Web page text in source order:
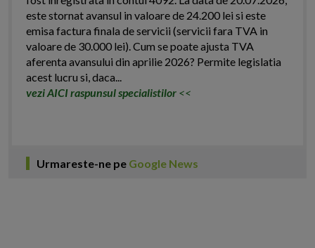
este stornat avansul in valoare de 24.200 lei si este
emisa factura finala de servicii (servicii fara TVA in
valoare de 30.000 lei). Cum se poate ajusta TVA
aferenta avansului din aprilie 2026? Permite legislatia
acest lucru si, daca...
vezi AICI raspunsul specialistilor <<
Urmareste-ne pe Google News